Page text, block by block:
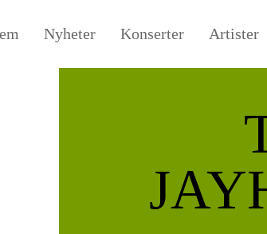
Nyheter Konserter Artister